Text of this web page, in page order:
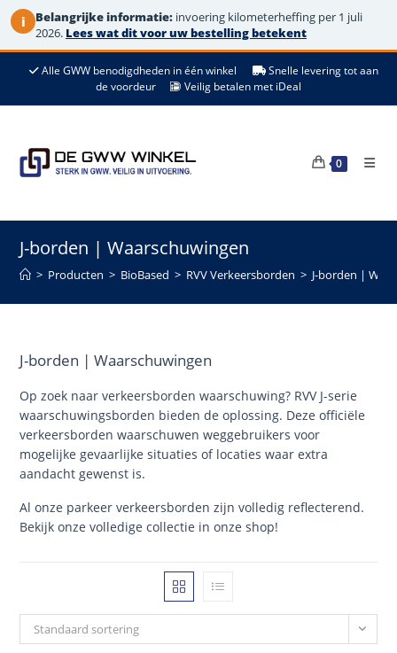
i Belangrijke informatie: invoering kilometerheffing per 1 juli
2026. Lees wat dit voor uw bestelling betekent
de
Alle GWW benodigdheden in één winkel
Snelle levering tot aan
de voordeur
Veilig betalen met iDeal
0
J-borden | Waarschuwingen
> Producten > BioBased > RVV Verkeersborden > J-borden |
J-borden | Waarschuwingen
Op zoek naar verkeersborden waarschuwing? RVV J-serie
waarschuwingsborden bieden de oplossing. Deze officiële
verkeersborden waarschuwen weggebruikers voor
mogelijke gevaarlijke situaties of locaties waar extra
aandacht gewenst is.
Al onze parkeer verkeersborden zijn volledig reflecterend.
Bekijk onze volledige collectie in onze shop!
Standaard sortering